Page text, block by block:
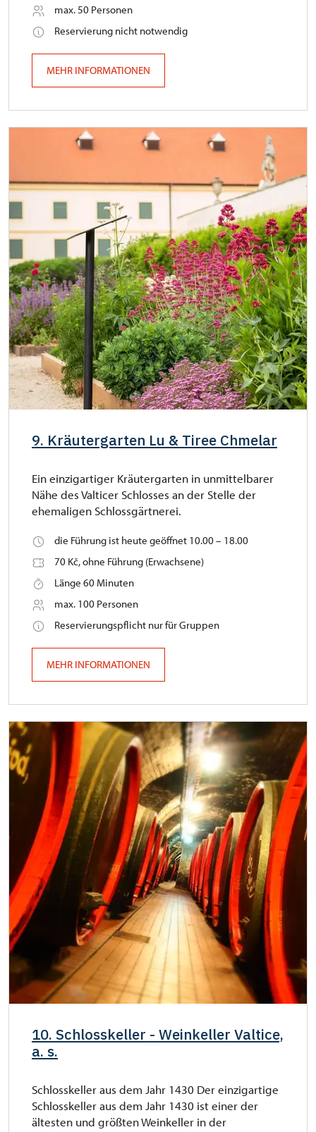
max. 50 Personen
Reservierung nicht notwendig
MEHR INFORMATIONEN
9. Kräutergarten Lu & Tiree Chmelar
Ein einzigartiger Kräutergarten in unmittelbarer
Nähe des Valticer Schlosses an der Stelle der
ehemaligen Schlossgärtnerei.
die Führung ist heute geöffnet 10.00 – 18.00
70 Kč, ohne Führung (Erwachsene)
Länge 60 Minuten
max. 100 Personen
Reservierungspflicht nur für Gruppen
MEHR INFORMATIONEN
10. Schlosskeller - Weinkeller Valtice,
a. s.
Schlosskeller aus dem Jahr 1430 Der einzigartige
Schlosskeller aus dem Jahr 1430 ist einer der
ältesten und größten Weinkeller in der